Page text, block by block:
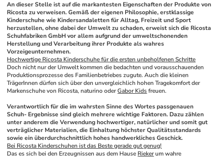
An dieser Stelle ist auf die markantesten Eigenschaften der Produkte von
Ricosta zu verweisen. Gemäß der eigenen Philosophie, erstklassige
Kinderschuhe wie Kindersandaletten für Alltag, Freizeit und Sport
herzustellen, ohne dabei der Umwelt zu schaden, erweist sich die Ricosta
Schuhfabriken GmbH vor allem aufgrund der umweltschonenden
Herstellung und Verarbeitung ihrer Produkte als wahres
Vorzeigeunternehmen.
Hochwertige Ricosta Kinderschuhe für die ersten unbeholfenen Schritte
Doch nicht nur der Umwelt kommen die bedachten und vorausschauenden
Produktionsprozesse des Familienbetriebes zugute. Auch die kleinen
TrägerInnen dürfen sich über den unvergleichlich hohen Tragekomfort der
Markenschuhe von Ricosta, naturino oder Gabor Kids freuen.
Verantwortlich für die im wahrsten Sinne des Wortes passgenauen
Schuh- Ergebnisse sind gleich mehrere wichtige Faktoren. Dazu zählen
unter anderem die Verwendung hochwertiger, natürlicher und somit gut
verträglicher Materialien, die Einhaltung höchster Qualitätsstandards
sowie ein überdurchschnittlich hohes handwerkliches Geschick.
Bei Ricosta Kinderschuhen ist das Beste gerade gut genug!
Das es sich bei den Erzeugnissen aus dem Hause Rieker um wahre